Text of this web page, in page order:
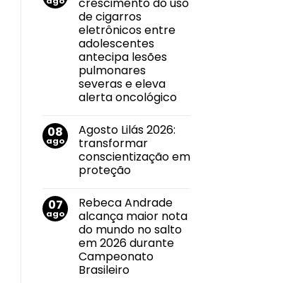
sucesso
de
Evandro
Jr.
ganha
força
em
roteiro
de
divulgação
pelas
do
Triângulo
Mineiro
de cigarros
eletrônicos entre
adolescentes
antecipa lesões
pulmonares
severas e eleva
alerta oncológico
em
Agosto
Branco:
crescimento
do
uso
eletrônicos
entre
adolescentes
antecipa
lesões
pulmonares
severas
e
eleva
08
ago
Agosto Lilás 2026:
transformar
conscientização em
proteção
em
Agosto
Lilás
2026:
transformar
conscientização
em
proteção
07
ago
Rebeca Andrade
alcança maior nota
do mundo no salto
em 2026 durante
Campeonato
Brasileiro